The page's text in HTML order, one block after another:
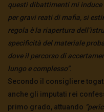
questi dibattimenti mi induce
per gravi reati di mafia, si
regola è la riapertura
specificità del materiale
dove il percorso di
lungo e complesso”.
Secondo il consigliere
anche gli imputati rei
primo grado, attuando